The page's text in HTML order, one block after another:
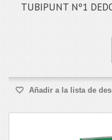
TUBIPUNT Nº1
Añadir a la lista de